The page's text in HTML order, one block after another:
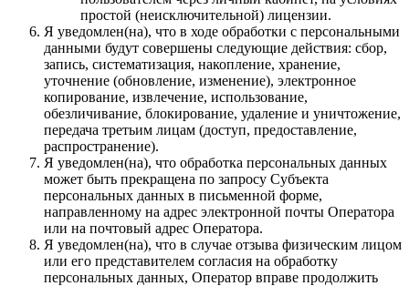
простой (неисключительной) лицензии.
Я уведомлен(на), что в ходе обработки с персональными
данными будут совершены следующие действия: сбор,
запись, систематизация, накопление, хранение,
уточнение (обновление, изменение), электронное
копирование, извлечение, использование,
обезличивание, блокирование, удаление и уничтожение,
передача третьим лицам (доступ, предоставление,
распространение).
Я уведомлен(на), что обработка персональных данных
может быть прекращена по запросу Субъекта
персональных данных в письменной форме,
направленному на адрес электронной почты Оператора
или на почтовый адрес Оператора.
Я уведомлен(на), что в случае отзыва физическим лицом
или его представителем согласия на обработку
персональных данных, Оператор вправе продолжить